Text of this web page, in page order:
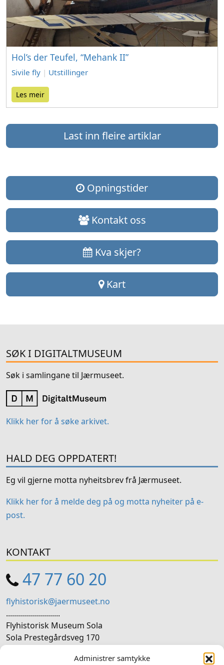
Administrer samtykke
Hol’s der Teufel, “Mehank II”
Sivile fly | Utstillinger
Les meir
Last inn fleire artiklar
Opningstider
Kontakt oss
Kva skjer?
Kart
SØK I DIGITALTMUSEUM
Søk i samlingane til Jærmuseet.
Klikk her for å søke arkivet.
HALD DEG OPPDATERT!
Eg vil gjerne motta nyheitsbrev frå Jærmuseet.
Klikk her for å melde deg på og motta nyheiter på e-
post.
KONTAKT
47 77 60 20
flyhistorisk@jaermuseet.no
...........................
Flyhistorisk Museum Sola
Sola Prestegårdsveg 170